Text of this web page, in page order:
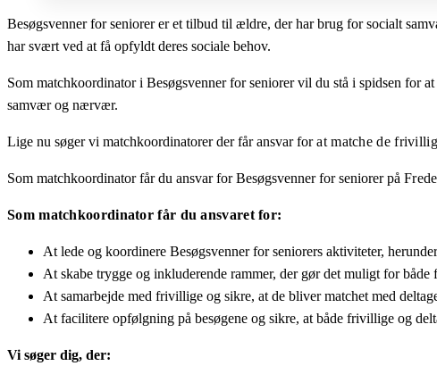
Besøgsvenner for seniorer er et tilbud til ældre, der har brug for socialt
har svært ved at få opfyldt deres sociale behov.
Som matchkoordinator i Besøgsvenner for seniorer vil du stå i spidsen for
samvær og nærvær.
Lige nu søger vi matchkoordinatorer der får ansvar forat matche de
Som matchkoordinator får du ansvar for Besøgsvenner for seniorer på
Som matchkoordinator får du ansvaret for:
At lede og koordinere Besøgsvenner for seniorers aktiviteter,
At skabe trygge og inkluderende rammer, der gør det muligt for
At samarbejde med frivillige og sikre, at de bliver matchet med
At facilitere opfølgning på besøgene og sikre, at både frivillige og
Vi søger dig, der: